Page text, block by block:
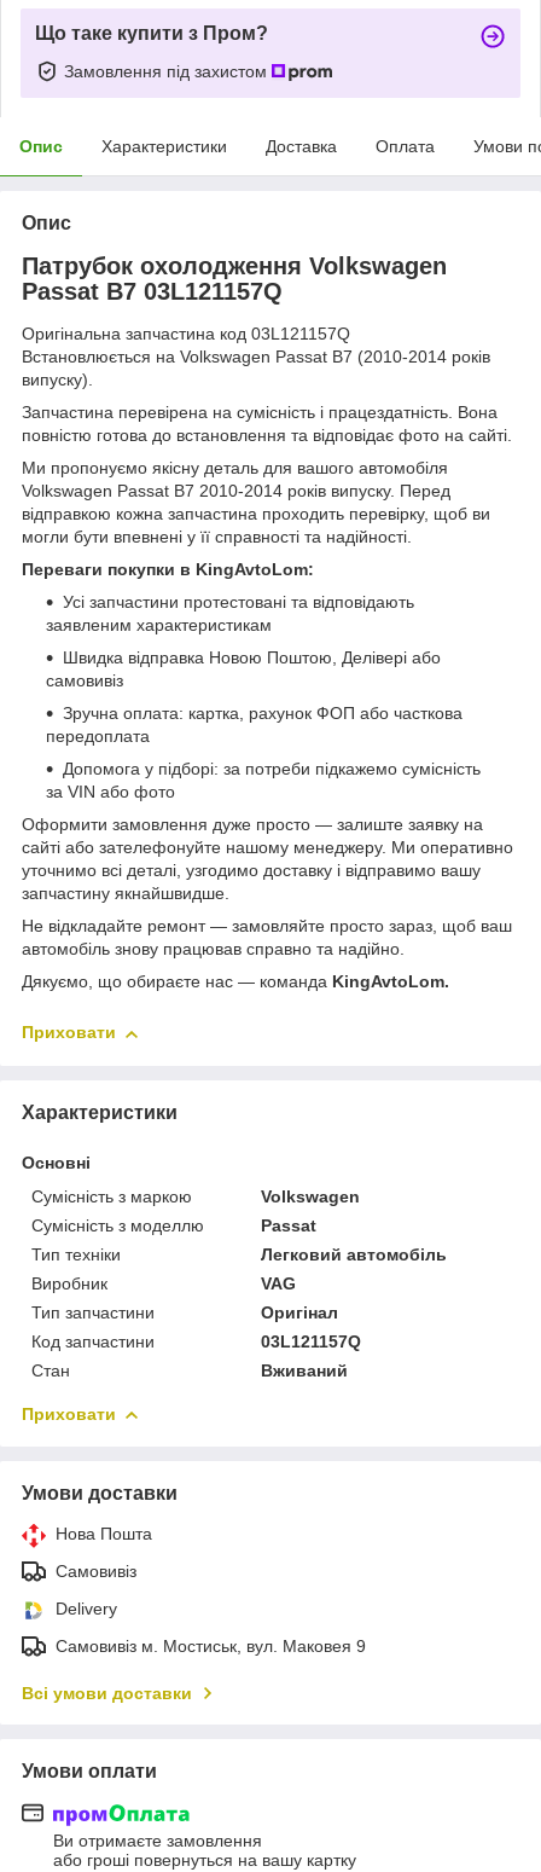
Що таке купити з Пром?
Замовлення під захистом
Опис Характеристики Доставка Оплата Умови
Опис
Патрубок охолодження Volkswagen
Passat B7 03L121157Q
Оригінальна запчастина код 03L121157Q
Встановлюється на Volkswagen Passat B7 (2010-2014 років
випуску).
Запчастина перевірена на сумісність і працездатність. Вона
повністю готова до встановлення та відповідає фото на сайті.
Ми пропонуємо якісну деталь для вашого автомобіля
Volkswagen Passat B7 2010-2014 років випуску. Перед
відправкою кожна запчастина проходить перевірку, щоб ви
могли бути впевнені у її справності та надійності.
Переваги покупки в KingAvtoLom:
Усі запчастини протестовані та відповідають
заявленим характеристикам
Швидка відправка Новою Поштою, Делівері або
самовивіз
Зручна оплата: картка, рахунок ФОП або часткова
передоплата
Допомога у підборі: за потреби підкажемо сумісність
за VIN або фото
Оформити замовлення дуже просто — залиште заявку на
сайті або зателефонуйте нашому менеджеру. Ми оперативно
уточнимо всі деталі, узгодимо доставку і відправимо вашу
запчастину якнайшвидше.
Не відкладайте ремонт — замовляйте просто зараз, щоб ваш
автомобіль знову працював справно та надійно.
Дякуємо, що обираєте нас — команда KingAvtoLom.
Приховати
Характеристики
Основні
Сумісність з маркою
Volkswagen
Сумісність з моделлю
Passat
Тип техніки
Легковий автомобіль
Виробник
VAG
Тип запчастини
Оригінал
Код запчастини
03L121157Q
Стан
Вживаний
Приховати
Умови доставки
Нова Пошта
Самовивіз
Delivery
Самовивіз м. Мостиськ, вул. Маковея 9
Всі умови доставки
Умови оплати
Ви отримаєте замовлення
або гроші повернуться на вашу картку